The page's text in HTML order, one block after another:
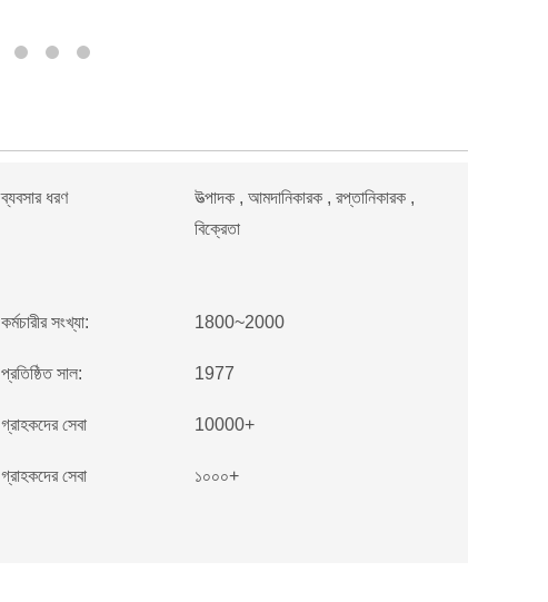
ব্যবসার ধরণ
উত্পাদক , আমদানিকারক , রপ্তানিকারক ,
বিক্রেতা
কর্মচারীর সংখ্যা: 1800~2000
প্রতিষ্ঠিত সাল: 1977
গ্রাহকদের সেবা 10000+
গ্রাহকদের সেবা ১০০০+